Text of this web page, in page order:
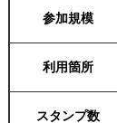
参加規模
利用箇所
スタンプ数